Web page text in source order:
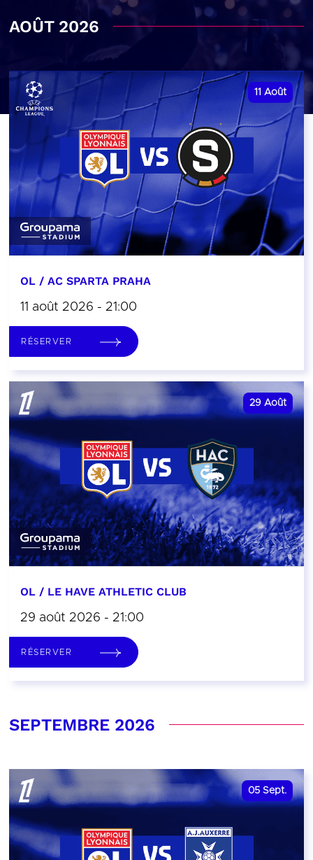
AOÛT 2026
11 Août
OL / AC SPARTA PRAHA
11 août 2026 - 21:00
RÉSERVER
29 Août
OL / LE HAVE ATHLETIC CLUB
29 août 2026 - 21:00
RÉSERVER
SEPTEMBRE 2026
05 Sept.